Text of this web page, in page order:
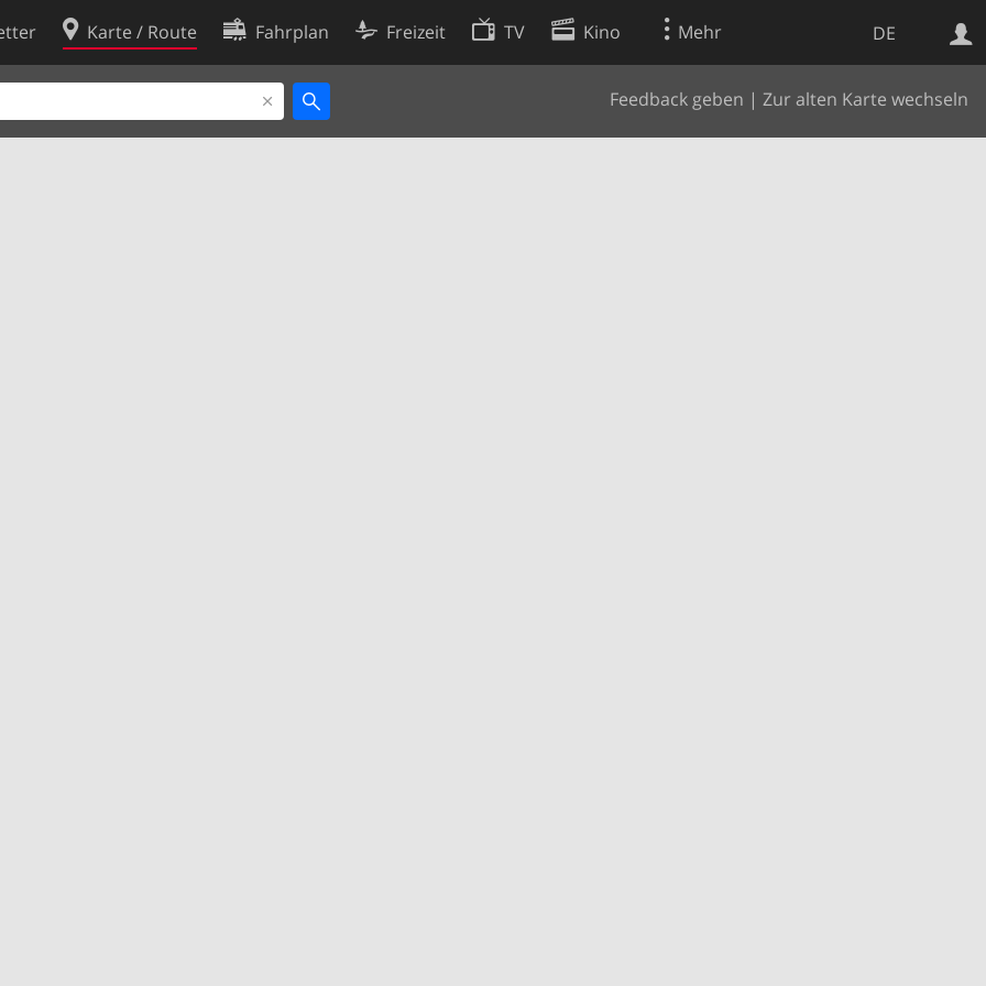
DE
Karte / Route Fahrplan Freizeit TV Kino Mehr
Feedback geben | Zur alten Karte wechseln
Websuche
Cookie-Richtlinie
Cookie-Einstellungen